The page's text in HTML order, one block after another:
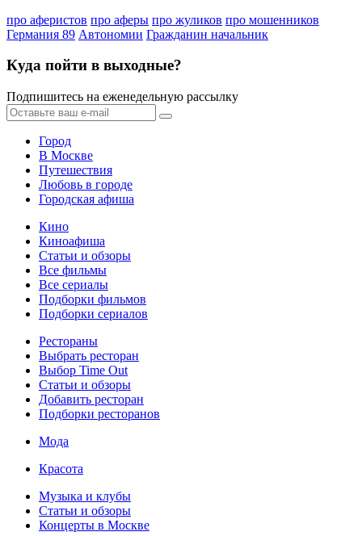
про аферистов про аферы про жуликов про мошенников
Германия 89 Автономии Гражданин начальник
Куда пойти в выходные?
Подпишитесь на еженедельную рассылку
Город
В Москве
Путешествия
Любовь в городе
Городская афиша
Кино
Киноафиша
Статьи и обзоры
Все фильмы
Все сериалы
Подборки фильмов
Подборки сериалов
Рестораны
Выбрать ресторан
Выбор Time Out
Статьи и обзоры
Добавить ресторан
Подборки ресторанов
Мода
Красота
Музыка и клубы
Статьи и обзоры
Концерты в Москве